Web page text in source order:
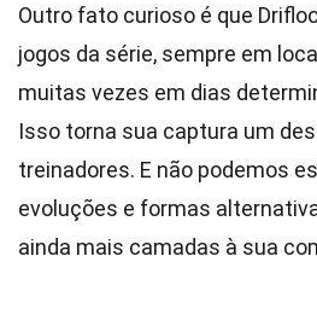
Outro fato curioso é que
jogos da série, sempre em
muitas vezes em dias
Isso torna sua captura um
treinadores. E não podemos
evoluções e formas
ainda mais camadas à sua